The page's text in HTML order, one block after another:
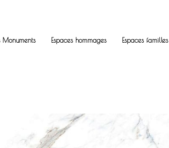
Monuments Espaces hommages Espaces familles